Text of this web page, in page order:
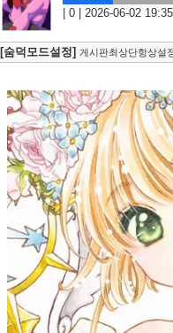
| 0 | 2026-06-02
[숨덕모드설정] 게시판최상단항상설